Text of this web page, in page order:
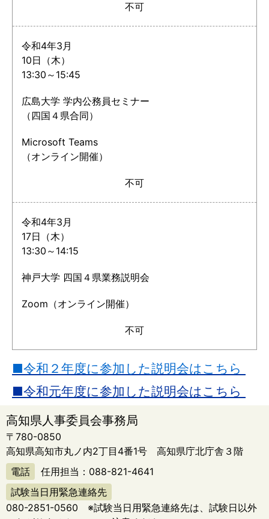
不可
令和4年3月
10日（木）
13:30～15:45
広島大学 学内公務員セミナー
（四国４県合同）
Microsoft Teams
（オンライン開催）
不可
令和4年3月
17日（木）
13:30～14:15
神戸大学 四国４県業務説明会
Zoom（オンライン開催）
不可
■令和２年度に参加した説明会はこちら
■令和元年度に参加した説明会はこちら
高知県人事委員会事務局
〒780-0850
高知県高知市丸ノ内2丁目4番1号 高知県庁北庁舎３階
電話
任用担当： 088-821-4641
試験当日用緊急連絡先
080-2851-0560 ※試験当日用緊急連絡先は、試験日以外